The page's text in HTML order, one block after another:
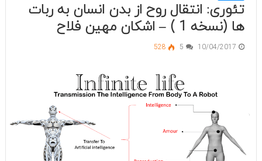
تئوری: انتقال روح از بدن انسان به ربات
ها (نسخه 1 ) – اشکان مهین فلاح
10/04/2017
5
528